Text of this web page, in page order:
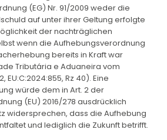
(EG) Nr. 91/2009 weder die
auf unter ihrer Geltung erfolgte
der nachträglichen
wenn die Aufhebungsverordnung
bereits in Kraft war
Tributária e Aduaneira vom
EU:C:2024:855, Rz 40). Eine
würde dem in Art. 2 der
(EU) 2016/278 ausdrücklich
widersprechen, dass die Aufhebung
und lediglich die Zukunft betrifft.